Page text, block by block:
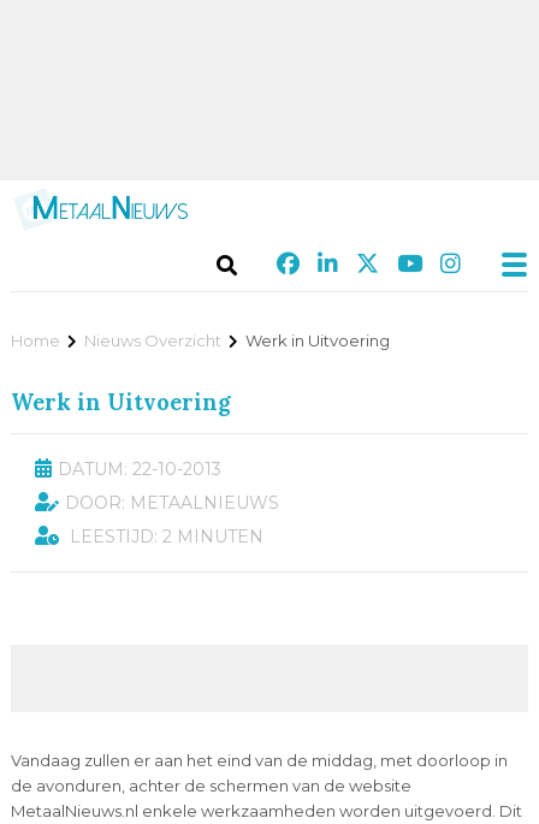
Home Nieuws Overzicht Werk in Uitvoering
Werk in Uitvoering
DATUM: 22-10-2013
DOOR: METAALNIEUWS
LEESTIJD: 2 MINUTEN
Vandaag zullen er aan het eind van de middag, met doorloop in
de avonduren, achter de schermen van de website
MetaalNieuws.nl enkele werkzaamheden worden uitgevoerd. Dit